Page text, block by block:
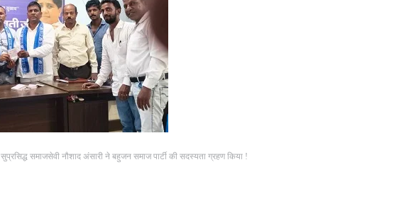
सुप्रसिद्ध समाजसेवी नौशाद अंसारी ने बहुजन समाज पार्टी की सदस्यता ग्रहण किया !